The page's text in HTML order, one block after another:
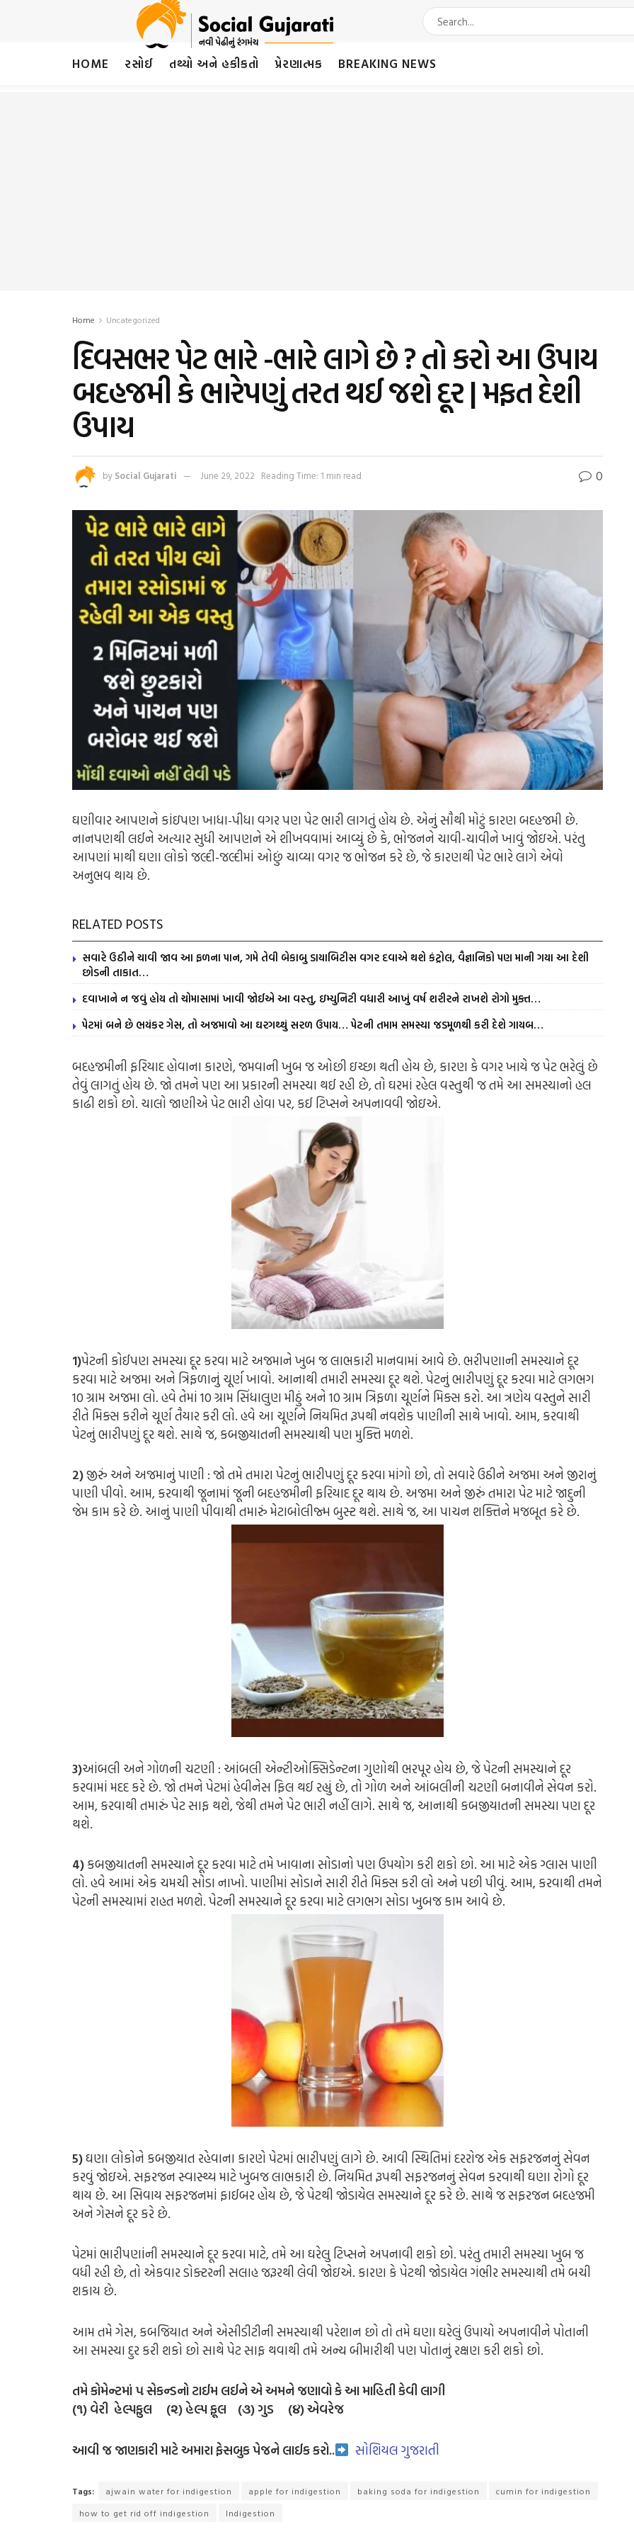
HOME રસોઈ તથ્યો અને હકીકતો પ્રેરણાત્મક BREAKING NEWS
Home Uncategorized
દિવસભર પેટ ભારે -ભારે લાગે છે ? તો કરો આ ઉપાય
બદહજમી કે ભારેપણું તરત થઈ જશે દૂર | મફત દેશી
ઉપાય
by Social Gujarati June 29, 2022 Reading Time: 1 min read 0
ઘણીવાર આપણને કાંઇપણ ખાધા-પીધા વગર પણ પેટ ભારી લાગતું હોય છે. એનું સૌથી મોટું કારણ બદહજમી છે.
નાનપણથી લઈને અત્યાર સુધી આપણને એશીખવવામાં આવ્યું છે કે, ભોજનને ચાવી-ચાવીને ખાવું જોઇએ. પરંતુ
આપણાં માથી ઘણા લોકો જલ્દી-જલ્દીમાં ઓછું ચાવ્યા વગર જ ભોજન કરે છે, જે કારણથી પેટ ભારે લાગે એવો
અનુભવ થાય છે.
RELATED POSTS
સવારે ઉઠીને ચાવી જાવ આ ફળના પાન, ગમે તેવી બેકાબુ ડાયાબિટીસ વગર દવાએ થશે કંટ્રોલ, વૈજ્ઞાનિકો પણ માની ગયા આ દેશી
છોડની તાકાત…
દવાખાને ન જવું હોય તો ચોમાસામાં ખાવી જોઈએ આ વસ્તુ, ઇમ્યુનિટી વધારી આખું વર્ષ શરીરને રાખશે રોગો મુક્ત…
પેટમાં બને છે ભયંકર ગેસ, તો અજમાવો આ ઘરગથ્થું સરળ ઉપાય… પેટની તમામ સમસ્યા જડમૂળથી કરી દેશે ગાયબ…
બદહજમીની ફરિયાદ હોવાના કારણે, જમવાની ખુબ જ ઓછી ઇચ્છા થતી હોય છે, કારણ કે વગર ખાયે જ પેટ ભરેલું છે
તેવું લાગતું હોય છે. જો તમને પણ આ પ્રકારની સમસ્યા થઈ રહી છે, તો ઘરમાં રહેલ વસ્તુથી જ તમે આ સમસ્યાનો હલ
કાઢી શકો છો. ચાલો જાણીએ પેટ ભારી હોવા પર, કઈ ટિપ્સને અપનાવવી જોઇએ.
1)પેટની કોઈપણ સમસ્યા દૂર કરવા માટે અજમાને ખુબ જ લાભકારી માનવામાં આવે છે. ભરીપણાની સમસ્યાને દૂર
કરવા માટે અજમા અને ત્રિફળાનું ચૂર્ણ ખાવો. આનાથી તમારી સમસ્યા દૂર થશે. પેટનું ભારીપણું દૂર કરવા માટે લગભગ
10 ગ્રામ અજમા લો. હવે તેમાં 10 ગ્રામ સિંધાલુણમીઠું અને 10 ગ્રામ ત્રિફળા ચૂર્ણને મિક્સ કરો. આ ત્રણેય વસ્તુને સારી
રીતે મિક્સ કરીને ચૂર્ણ તૈયાર કરી લો. હવે આ ચૂર્ણને નિયમિત રૂપથી નવશેક પાણીની સાથે ખાવો. આમ, કરવાથી
પેટનું ભારીપણું દૂર થશે. સાથે જ, કબજીયાતની સમસ્યાથી પણ મુક્તિ મળશે.
2)જીરું અને અજમાનું પાણી : જો તમે તમારા પેટનું ભારીપણું દૂર કરવા માંગો છો, તો સવારે ઉઠીને અજમા અને જીરાનું
પાણી પીવો. આમ, કરવાથી જૂનામાં જૂની બદહજમીની ફરિયાદ દૂર થાય છે. અજમા અને જીરું તમારા પેટ માટે જાદુની
જેમ કામ કરે છે. આનું પાણી પીવાથી તમારું મેટાબોલીજ્મ બુસ્ટ થશે. સાથે જ, આ પાચન શક્તિને મજબૂત કરે છે.
3)આંબલી અને ગોળની ચટણી : આંબલી એન્ટીઓક્સિડેન્ટના ગુણોથી ભરપૂર હોય છે, જે પેટની સમસ્યાને દૂર
કરવામાં મદદ કરે છે. જો તમને પેટમાં હેવીનેસ ફિલ થઈ રહ્યું છે, તો ગોળ અને આંબલીની ચટણી બનાવીને સેવન કરો.
આમ, કરવાથી તમારું પેટ સાફ થશે, જેથી તમને પેટ ભારી નહીં લાગે. સાથે જ, આનાથી કબજીયાતની સમસ્યા પણ દૂર
થશે.
4)કબજીયાતની સમસ્યાને દૂર કરવા માટે તમે ખાવાના સોડાનો પણ ઉપયોગ કરી શકો છો. આ માટે એક ગ્લાસ પાણી
લો. હવે આમાં એક ચમચી સોડા નાખો. પાણીમાં સોડાને સારી રીતે મિક્સ કરી લો અને પછી પીવું. આમ, કરવાથી તમને
પેટની સમસ્યામાં રાહત મળશે. પેટની સમસ્યાને દૂર કરવા માટે લગભગ સોડા ખુબજ કામ આવે છે.
5)ઘણા લોકોને કબજીયાત રહેવાના કારણે પેટમાં ભારીપણું લાગે છે. આવી સ્થિતિમાં દરરોજ એક સફરજનનું સેવન
કરવું જોઇએ. સફરજનસ્વાસ્થ્યમાટે ખુબજ લાભકારી છે. નિયમિત રૂપથી સફરજનનું સેવન કરવાથી ઘણા રોગો દૂર
થાય છે. આ સિવાય સફરજનમાં ફાઈબર હોય છે, જે પેટથી જોડાયેલ સમસ્યાને દૂર કરે છે. સાથે જ સફરજન બદહજમી
અને ગેસને દૂર કરે છે.
પેટમાં ભારીપણાંની સમસ્યાને દૂર કરવા માટે, તમે આ ઘરેલુ ટિપ્સને અપનાવી શકો છો. પરંતુ તમારી સમસ્યા ખુબ જ
વધી રહી છે, તો એકવાર ડોક્ટરની સલાહ જરૂરથી લેવી જોઇએ. કારણ કે પેટથી જોડાયેલ ગંભીર સમસ્યાથી તમે બચી
શકાય છે.
આમ તમે ગેસ, કબજિયાત અને એસીડીટીની સમસ્યાથી પરેશાન છો તો તમે ઘણા ઘરેલું ઉપાયો અપનાવીને પોતાની
આ સમસ્યા દુર કરી શકો છો સાથે પેટ સાફ થવાથી તમે અન્ય બીમારીથી પણ પોતાનું રક્ષણ કરી શકો છો.
તમે કોમેન્ટમાં ૫ સેકન્ડનો ટાઈમ લઈને એ અમને જણાવો કે આ માહિતી કેવી લાગી
(૧) વેરી હેલ્પફુલ (૨) હેલ્પ ફૂલ (૩) ગુડ (૪) એવરેજ
આવી જ જાણકારી માટે અમારા ફેસબુક પેજને લાઈક કરો.. સોશિયલ ગુજરાતી
Tags: ajwain water for indigestion apple for indigestion baking soda for indigestion
cumin for indigestion
how to get rid off indigestion
Indigestion